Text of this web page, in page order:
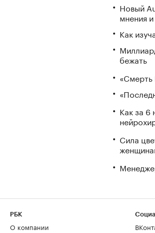
Новый
мнения
Как
бежать
«Смерть
Как за 6
Сила
РБК
О компании